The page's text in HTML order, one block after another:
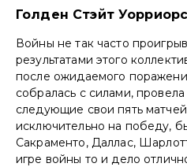
Голден Стэйт Уорриорс
Войны не так часто
результатами этого
после ожидаемого
собралась с силами,
следующие свои пять
исключительно на победу,
Сакраменто, Даллас,
игре войны то и дело